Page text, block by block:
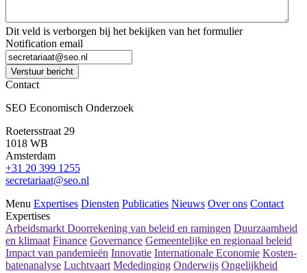
Dit veld is verborgen bij het bekijken van het formulier
Notification email
Verstuur bericht
Contact
SEO Economisch Onderzoek
Roetersstraat 29
1018 WB
Amsterdam
+31 20 399 1255
secretariaat@seo.nl
Menu Expertises Diensten Publicaties Nieuws Over ons Contact
Expertises
Arbeidsmarkt Doorrekening van beleid en ramingen Duurzaamheid
en klimaat Finance Governance Gemeentelijke en regionaal beleid
Impact van pandemieën Innovatie Internationale Economie Kosten-
batenanalyse Luchtvaart Mededinging Onderwijs Ongelijkheid